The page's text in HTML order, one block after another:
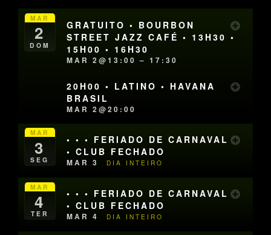
MAR
2
DOM
GRATUITO • BOURBON
STREET JAZZ CAFÉ • 13H30 •
15H00 • 16H30
MAR 2@13:00 – 17:30
20H00 • LATINO • HAVANA
BRASIL
MAR 2@20:00
MAR
3
SEG
• • • FERIADO DE CARNAVAL
• CLUB FECHADO
MAR 3 DIA INTEIRO
MAR
4
TER
• • • FERIADO DE CARNAVAL
• CLUB FECHADO
MAR 4 DIA INTEIRO